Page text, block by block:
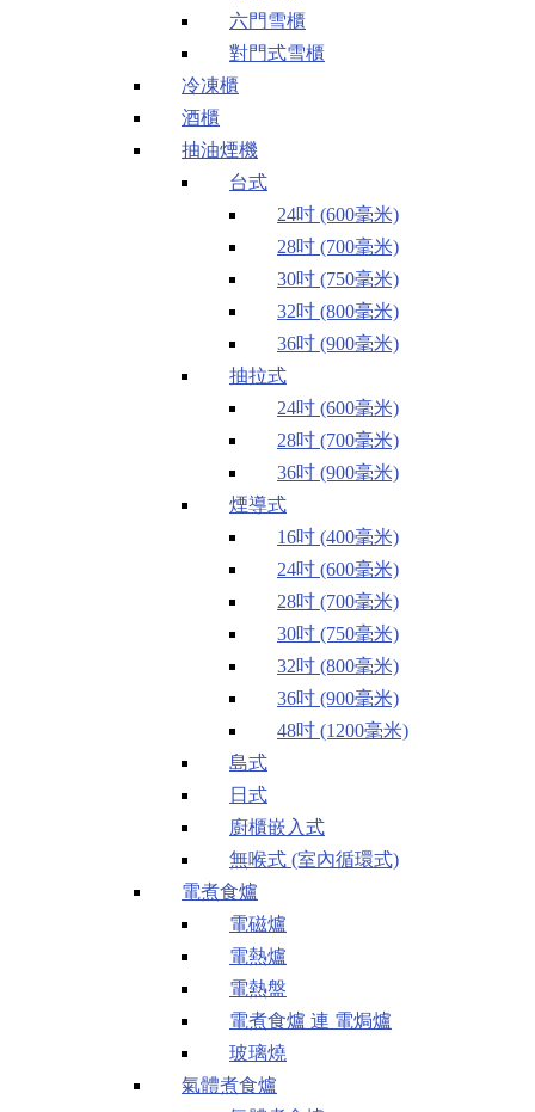
六門雪櫃
對門式雪櫃
冷凍櫃
酒櫃
抽油煙機
台式
24吋 (600毫米)
28吋 (700毫米)
30吋 (750毫米)
32吋 (800毫米)
36吋 (900毫米)
抽拉式
24吋 (600毫米)
28吋 (700毫米)
36吋 (900毫米)
煙導式
16吋 (400毫米)
24吋 (600毫米)
28吋 (700毫米)
30吋 (750毫米)
32吋 (800毫米)
36吋 (900毫米)
48吋 (1200毫米)
島式
日式
廚櫃嵌入式
無喉式 (室內循環式)
電煮食爐
電磁爐
電熱爐
電熱盤
電煮食爐 連 電焗爐
玻璃燒
氣體煮食爐